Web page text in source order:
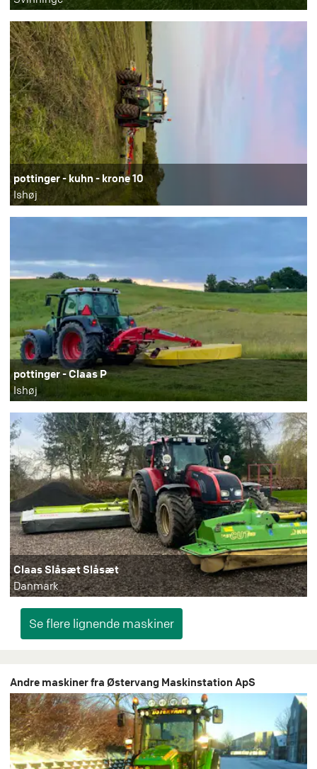
pottinger - kuhn - krone 10
Ishøj
pottinger - Claas P
Ishøj
Claas Slåsæt Slåsæt
Danmark
Andre maskiner fra Østervang Maskinstation ApS